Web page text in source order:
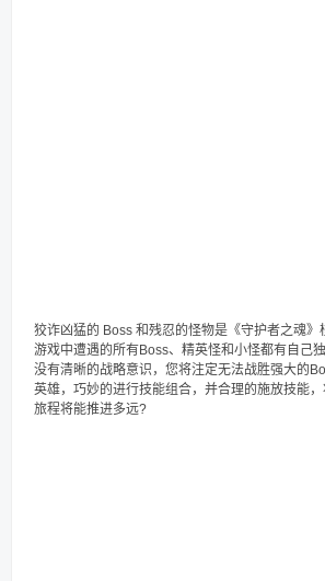
狡诈凶猛的 Boss 和残忍的怪物是《守护者之魂》
游戏中遭遇的所有Boss、精英怪和小怪都有自己独
没有清晰的战略意识，您将注定无法战胜强大的
英雄，巧妙的进行技能组合，并合理的施放技能
旅程将能推进多远?